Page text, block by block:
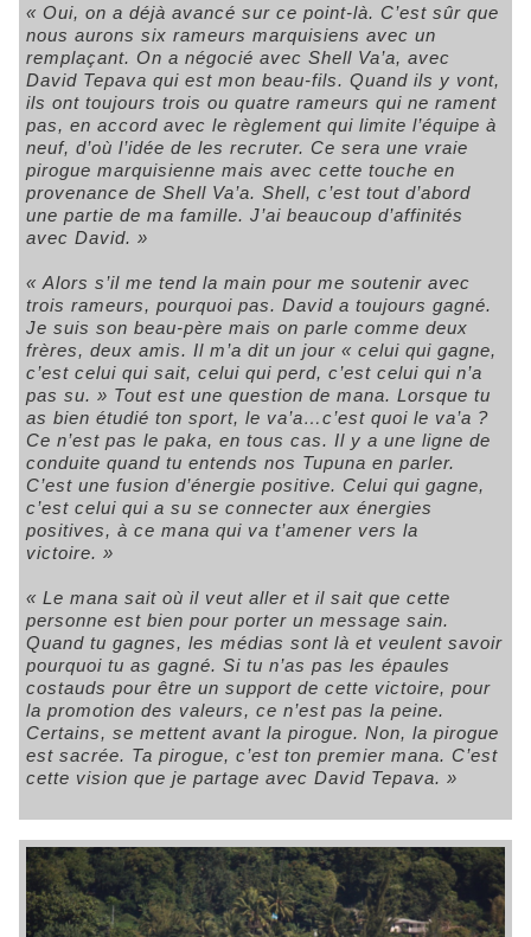
« Oui, on a déjà avancé sur ce point-là. C’est sûr que
nous aurons six rameurs marquisiens avec un
remplaçant. On a négocié avec Shell Va’a, avec
David Tepava qui est mon beau-fils. Quand ils y vont,
ils ont toujours trois ou quatre rameurs qui ne rament
pas, en accord avec le règlement qui limite l’équipe à
neuf, d’où l’idée de les recruter. Ce sera une vraie
pirogue marquisienne mais avec cette touche en
provenance de Shell Va’a. Shell, c’est tout d’abord
une partie de ma famille. J’ai beaucoup d’affinités
avec David. »
« Alors s’il me tend la main pour me soutenir avec
trois rameurs, pourquoi pas. David a toujours gagné.
Je suis son beau-père mais on parle comme deux
frères, deux amis. Il m’a dit un jour « celui qui gagne,
c’est celui qui sait, celui qui perd, c’est celui qui n’a
pas su. » Tout est une question de mana. Lorsque tu
as bien étudié ton sport, le va’a…c’est quoi le va’a ?
Ce n’est pas le paka, en tous cas. Il y a une ligne de
conduite quand tu entends nos Tupuna en parler.
C’est une fusion d’énergie positive. Celui qui gagne,
c’est celui qui a su se connecter aux énergies
positives, à ce mana qui va t’amener vers la
victoire. »
« Le mana sait où il veut aller et il sait que cette
personne est bien pour porter un message sain.
Quand tu gagnes, les médias sont là et veulent savoir
pourquoi tu as gagné. Si tu n’as pas les épaules
costauds pour être un support de cette victoire, pour
la promotion des valeurs, ce n’est pas la peine.
Certains, se mettent avant la pirogue. Non, la pirogue
est sacrée. Ta pirogue, c’est ton premier mana. C’est
cette vision que je partage avec David Tepava. »